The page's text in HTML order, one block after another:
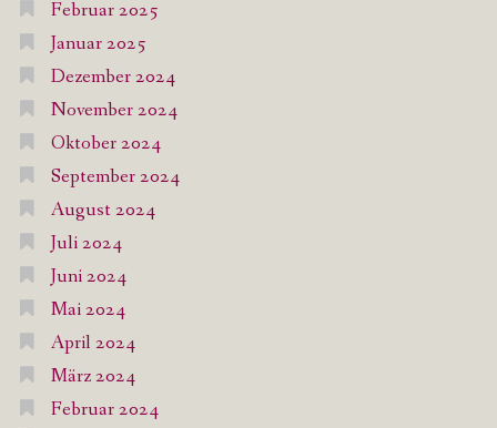
Februar 2025
Januar 2025
Dezember 2024
November 2024
Oktober 2024
September 2024
August 2024
Juli 2024
Juni 2024
Mai 2024
April 2024
März 2024
Februar 2024